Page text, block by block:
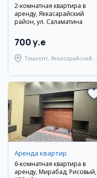
2-комнатная квартира в
аренду, Яккасарайский
район, ул. Саламатина
700 y.e
Ташкент, Яккасарайский
Аренда квартир
6-комнатная квартира в
аренду, Мирабад, Рисовый,